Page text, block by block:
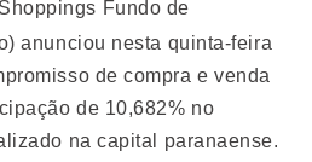
Fundo de
anunciou nesta quinta-feira
de compra e venda
de 10,682% no
na capital paranaense.